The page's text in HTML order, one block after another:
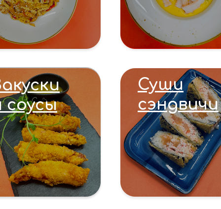
Суши
сэндвичи
соусы